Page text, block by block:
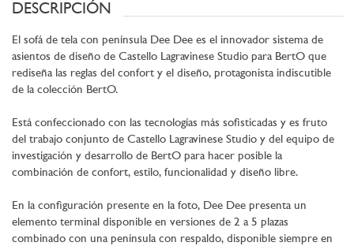
DESCRIPCIÓN
El sofá de tela con península Dee Dee es el innovador sistema de
asientos de diseño de Castello Lagravinese Studio para BertO que
rediseña las reglas del confort y el diseño, protagonista indiscutible
de la colección BertO.
Está confeccionado con las tecnologías más sofisticadas y es fruto
del trabajo conjunto de Castello Lagravinese Studio y del equipo de
investigación y desarrollo de BertO para hacer posible la
combinación de confort, estilo, funcionalidad y diseño libre.
En la configuración presente en la foto, Dee Dee presenta un
elemento terminal disponible en versiones de 2 a 5 plazas
combinado con una península con respaldo, disponible siempre en